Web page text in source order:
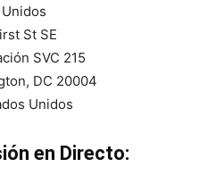
Unidos
St SE
SVC 215
DC 20004
Unidos
en Directo: